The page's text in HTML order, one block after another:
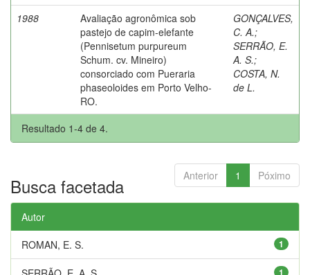
1988
Avaliação agronômica sob
pastejo de capim-elefante
(Pennisetum purpureum
Schum. cv. Mineiro)
consorciado com Pueraria
phaseoloides em Porto Velho-
RO.
GONÇALVES,
C. A.;
SERRÃO, E.
A. S.;
COSTA, N.
de L.
Resultado 1-4 de 4.
Anterior 1 Póximo
Busca facetada
Autor
1
ROMAN, E. S.
1